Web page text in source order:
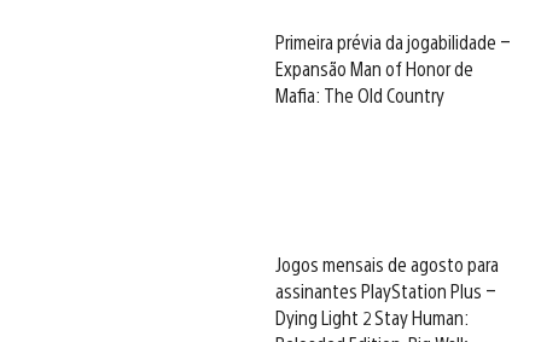
Primeira prévia da jogabilidade –
Expansão Man of Honor de
Mafia: The Old Country
Jogos mensais de agosto para
assinantes PlayStation Plus –
Dying Light 2 Stay Human: